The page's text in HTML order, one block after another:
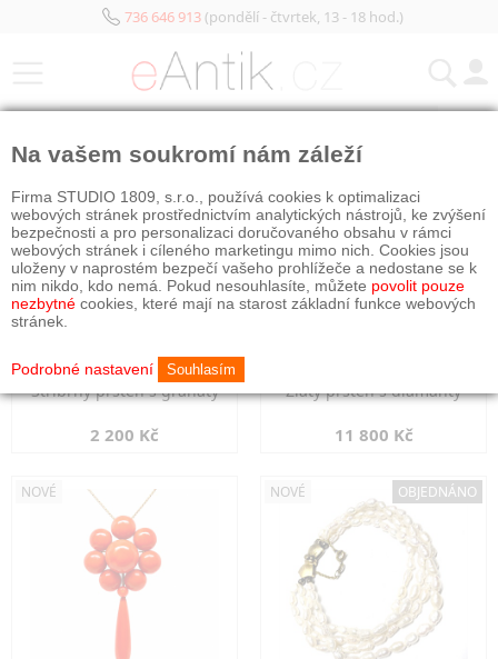
736 646 913(pondělí - čtvrtek, 13 - 18 hod.)
Stříbrný prsten s granáty
2 200 Kč
Zlatý prsten s diamanty
11 800 Kč
NOVÉ NOVÉ OBJEDNÁNO
Na vašem soukromí nám záleží
Firma STUDIO 1809, s.r.o., používá cookies k optimalizaci
webových stránek prostřednictvím analytických nástrojů, ke zvýšení
bezpečnosti a pro personalizaci doručovaného obsahu v rámci
webových stránek i cíleného marketingu mimo nich. Cookies jsou
uloženy v naprostém bezpečí vašeho prohlížeče a nedostane se k
nim nikdo, kdo nemá. Pokud nesouhlasíte, můžete povolit pouze
nezbytné cookies, které mají na starost základní funkce webových
stránek.
Podrobné nastavení Souhlasím